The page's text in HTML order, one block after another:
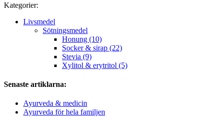
Kategorier:
Livsmedel
Sötningsmedel
Honung (10)
Socker & sirap (22)
Stevia (9)
Xylitol & erytritol (5)
Senaste artiklarna:
Ayurveda & medicin
Ayurveda för hela familjen